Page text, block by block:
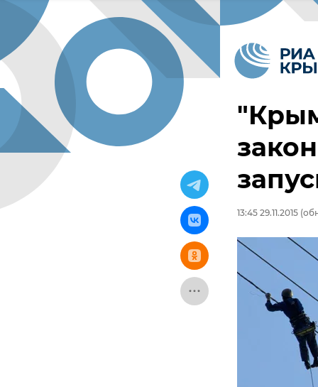
13:45 29.11.2015